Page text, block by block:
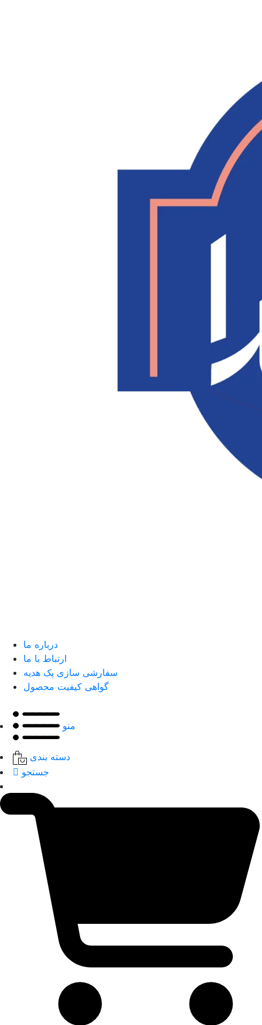
درباره ما
ارتباط با ما
سفارشی سازی پک هدیه
گواهی کیفیت محصول
منو
دسته بندی
جستجو